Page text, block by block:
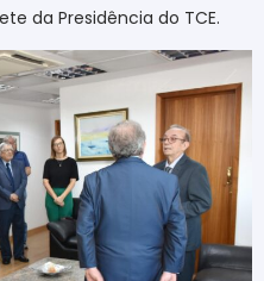
da Presidência do TCE.